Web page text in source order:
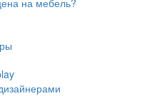
на мебель?